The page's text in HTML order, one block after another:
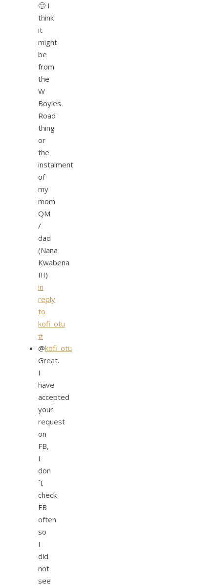
🙂 I
think
it
might
be
from
the
W
Boyles
Road
thing
or
the
instalment
of
my
mom
QM
/
dad
(Nana
Kwabena
III)
in
reply
to
kofi_otu
#
@kofi_otu
Great.
I
have
accepted
your
request
on
FB,
I
don
´t
check
FB
often
so
I
did
not
see